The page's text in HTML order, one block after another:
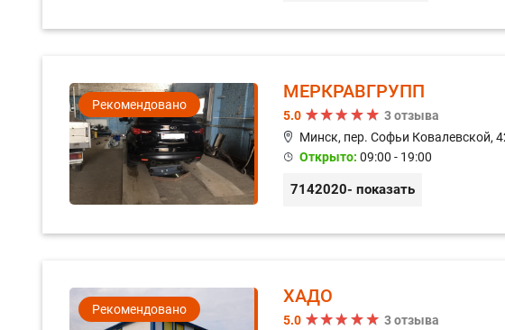
Рекомендовано
МЕРКРАВГРУПП
5.0
3 отзыва
Минск, пер. Софьи Ковалевской,
Открыто: 09:00 - 19:00
7142020- показать
Рекомендовано
ХАДО
5.0
3 отзыва